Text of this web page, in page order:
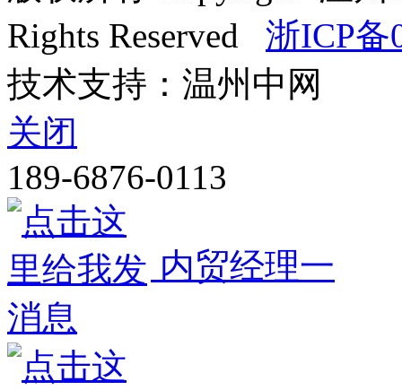
Rights Reserved 浙ICP备
技术支持：温州中网
关闭
189-6876-0113
内贸经理一